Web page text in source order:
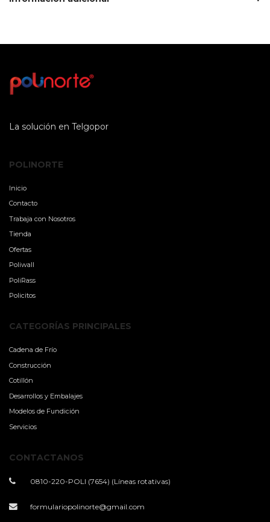
La solución en Telgopor
POLINORTE
Inicio
Contacto
Trabaja con Nosotros
Tienda
Ofertas
Poliwall
PoliRass
Policitos
CATEGORÍAS PRINCIPALES
Cadena de Frío
Construcción
Cotillón
Desarrollos y Embalajes
Modelos de Fundición
Servicios
CONTACTANOS
0810-220-POLI (7654) (Líneas rotativas)
formulariopolinorte@gmail.com